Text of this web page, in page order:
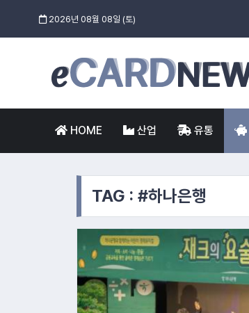
2026년 08월 08일 (토)
HOME 산업 유통
TAG : #하나은행